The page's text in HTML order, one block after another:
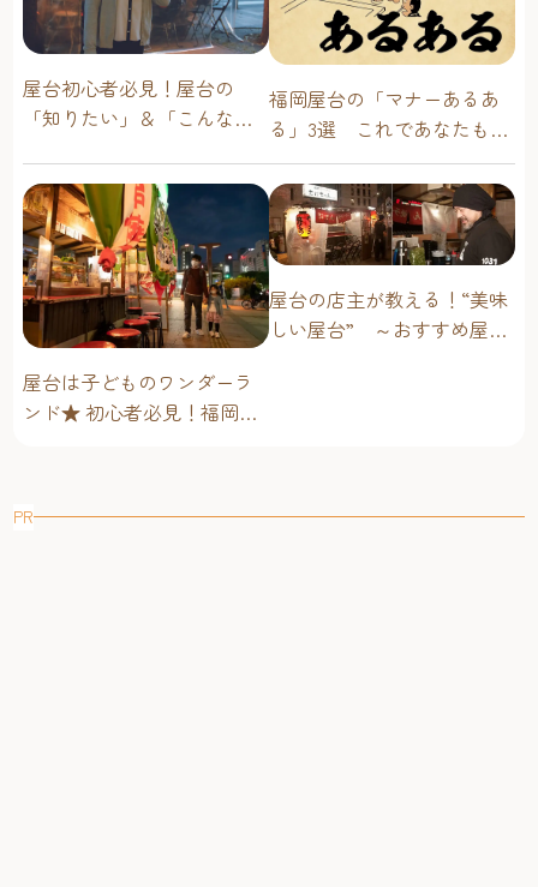
屋台初心者必見！屋台の
「知りたい」＆「こんな時
問に答えます！
福岡屋台の「マナーあるあ
る」3選 これであなたも屋
台通！
屋台は子どものワンダーラ
ンド★ 初心者必見！福岡博
屋台の店主が教える！“美味
しい屋台” ～おすすめ屋台
PR